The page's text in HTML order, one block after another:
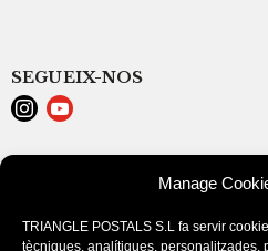
Manage
TRIANGLE POSTALS S.L fa servir
tècniques, analítiques, personalitzades,
SEGUEIX-NOS
POLÍTICA DE COOKIES (EU)
CONDICIONES DE COMPRA